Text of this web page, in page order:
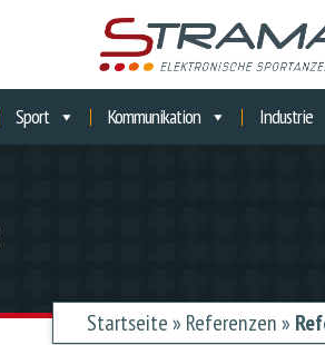
Sport Kommunikation Industrie
Startseite» Referenzen»